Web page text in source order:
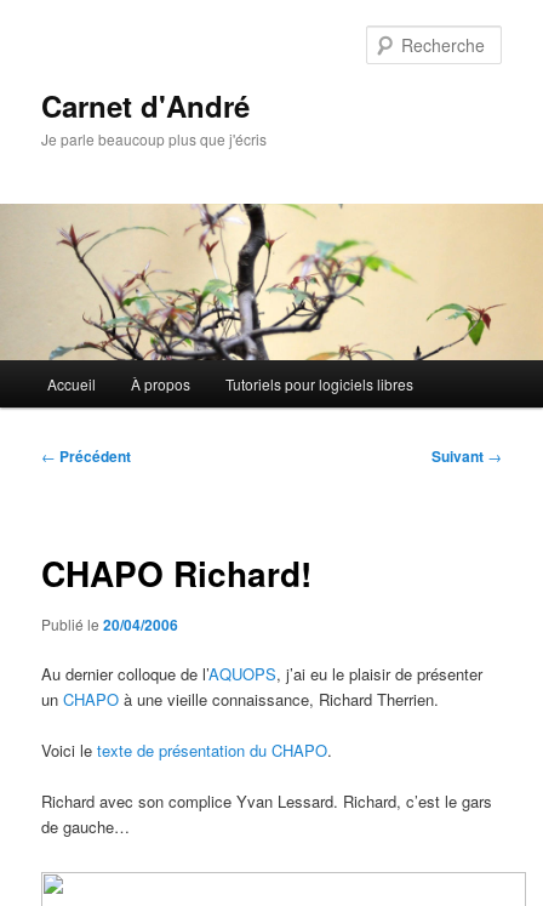
Carnet d'André
Je parle beaucoup plus que j'écris
principal
Accueil À propos Tutoriels pour logiciels libres
Navigation
← Précédent Suivant →
CHAPO Richard!
Publié le20/04/2006
Au dernier colloque de l’AQUOPS, j’ai eu le plaisir de présenter
unCHAPO à une vieille connaissance, Richard Therrien.
Voici letexte de présentation du CHAPO.
Richard avec son complice Yvan Lessard. Richard, c’est le gars
de gauche…